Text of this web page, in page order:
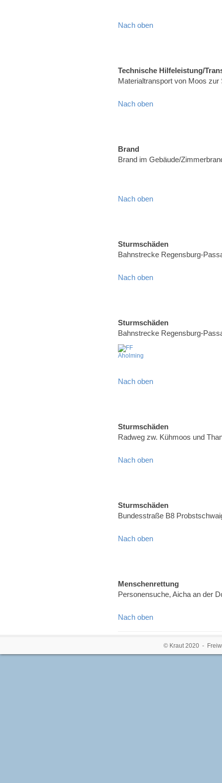
Nach oben
Technische Hilfeleistung/
Materialtransport von Moos
Nach oben
Brand
Brand im Gebäude/
Nach oben
Sturmschäden
Bahnstrecke Regensburg-
Nach oben
Sturmschäden
Bahnstrecke Regensburg-
Nach oben
Sturmschäden
Radweg zw. Kühmoos und
Nach oben
Sturmschäden
Bundesstraße B8
Nach oben
Menschenrettung
Personensuche, Aicha an der
Nach oben
© Kraut 2020 -